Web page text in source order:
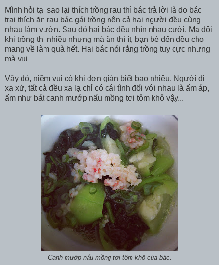
Mình hỏi tại sao lại thích trồng rau thì bác trả lời là do bác
trai thích ăn rau bác gái trồng nên cả hai người đều cùng
nhau làm vườn. Sau đó hai bác đều nhìn nhau cười. Mà đôi
khi trồng thì nhiều nhưng mà ăn thì ít, bạn bè đến đều cho
mang về làm quà hết. Hai bác nói rằng trồng tuy cực nhưng
mà vui.
Vậy đó, niềm vui có khi đơn giản biết bao nhiêu. Người đi
xa xứ, tất cả đều xa lạ chỉ có cái tình đối với nhau là ấm áp,
ấm như bát canh mướp nấu mồng tơi tôm khô vậy...
Canh mướp nấu mồng tơi tôm khô của bác.